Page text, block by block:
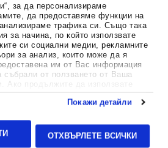
за да персонализираме
да предоставяме функции на
трафика си. Също така
за начина, по който използвате
си социални медии, рекламните
за анализ, които може да я
им от Вас информация
събрали от ползването от Ваша
Ако продължите да използвате
Покажи детайли
ОТХВЪРЛЕТЕ ВСИЧКИ
или лечение на човешки заболявания.
лекар, ако сте бременна, кърмите,
имате някакви здравословни проблеми,
хранителна добавка. Непрекъснато се
точна и валидна информация. Ако
коментари относно тях, моля свържете
се с нас.
eBusinessTeam • Website by
24lc.gr